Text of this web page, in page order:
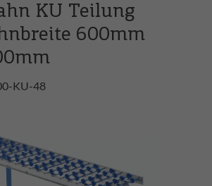
KU Teilung
600mm
KU-48